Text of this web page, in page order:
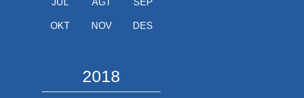
JUL AGT SEP
OKT NOV DES
2018